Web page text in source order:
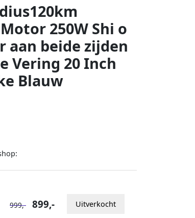
250W Shi o
aan beide zijden
Vering 20 Inch
Blauw
999,- 899,- Uitverkocht